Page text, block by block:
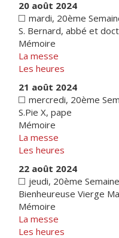
20 août 2024
mardi, 20ème
S. Bernard, abbé et
Mémoire
La messe
Les heures
21 août 2024
mercredi, 20ème
S.Pie X, pape
Mémoire
La messe
Les heures
22 août 2024
jeudi, 20ème
Bienheureuse Vierge
Mémoire
La messe
Les heures